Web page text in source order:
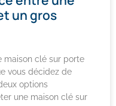
un gros
maison clé sur porte
vous décidez de
options
une maison clé sur